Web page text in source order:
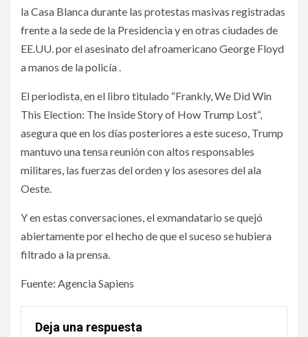
la Casa Blanca durante las protestas masivas registradas
frente a la sede de la Presidencia y en otras ciudades de
EE.UU. por el asesinato del afroamericano George Floyd
a manos de la policía .
El periodista, en el libro titulado “Frankly, We Did Win
This Election: The Inside Story of How Trump Lost“,
asegura que en los días posteriores a este suceso, Trump
mantuvo una tensa reunión con altos responsables
militares, las fuerzas del orden y los asesores del ala
Oeste.
Y en estas conversaciones, el exmandatario se quejó
abiertamente por el hecho de que el suceso se hubiera
filtrado a la prensa.
Fuente: Agencia Sapiens
Deja una respuesta